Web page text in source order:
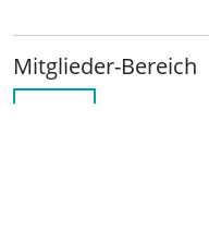
Mitglieder-Bereich